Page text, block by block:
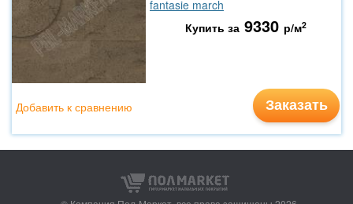
fantasie march
Купить за 9330 р/м2
Заказать
Добавить к сравнению